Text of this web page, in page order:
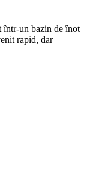
într-un bazin de înot
rapid, dar